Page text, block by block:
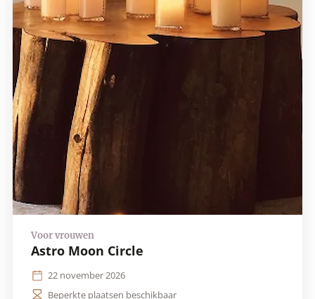
Astro Moon Circle
22 november 2026
Beperkte plaatsen beschikbaar